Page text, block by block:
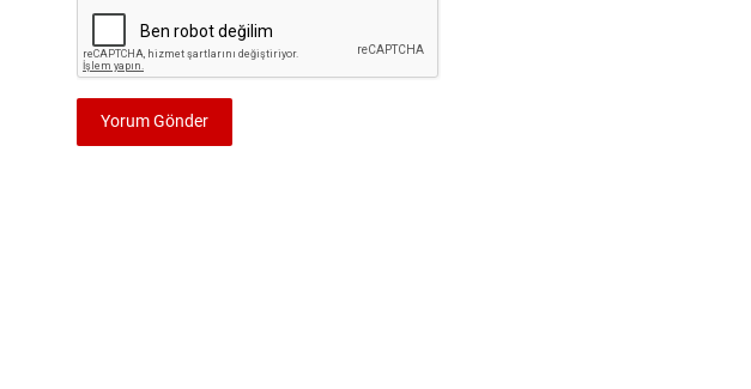
Yorum Gönder